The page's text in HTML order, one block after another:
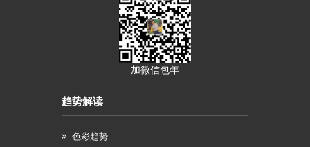
加微信包年
趋势解读
色彩趋势